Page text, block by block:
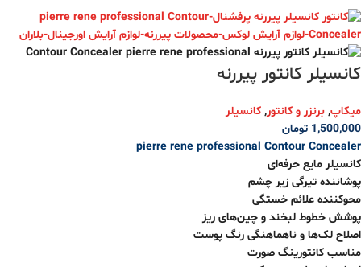
کانسیلر کانتور پیررنه
میکاپ, برنزر و کانتور, کانسیلر
1,500,000 تومان
pierre rene professional Contour Concealer
کانسیلر مایع حرفه‌ای
پوشاننده تیرگی زیر چشم
محوکننده علائم خستگی
پوشش خطوط لبخند و چین‌های ریز
اصلاح لک‌ها و ناهماهنگی رنگ پوست
مناسب کانتورینگ صورت